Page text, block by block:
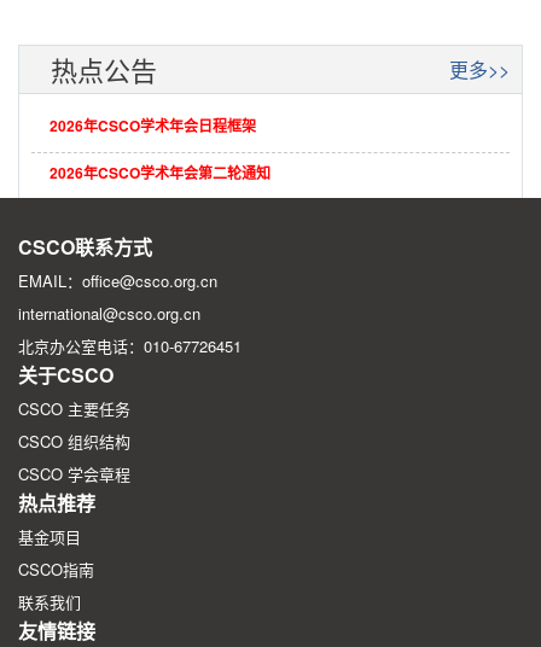
热点公告 更多>>
2026年CSCO学术年会日程框架
2026年CSCO学术年会第二轮通知
CSCO联系方式
EMAIL：office@csco.org.cn
international@csco.org.cn
北京办公室电话：010-67726451
关于CSCO
CSCO 主要任务
CSCO 组织结构
CSCO 学会章程
热点推荐
基金项目
CSCO指南
联系我们
友情链接